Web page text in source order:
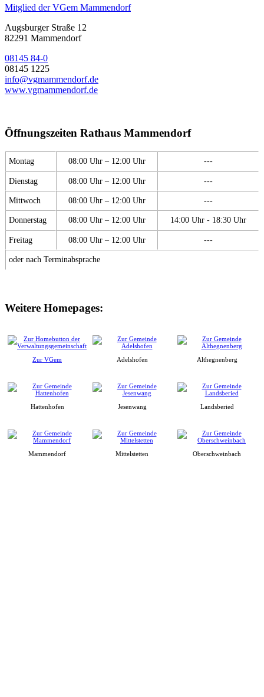
Mitglied der VGem Mammendorf
Augsburger Straße 12
82291 Mammendorf
08145 84-0
08145 1225
info@vgmammendorf.de
www.vgmammendorf.de
Öffnungszeiten Rathaus Mammendorf
Montag 08:00 Uhr – 12:00 Uhr ---
Dienstag 08:00 Uhr – 12:00 Uhr ---
Mittwoch 08:00 Uhr – 12:00 Uhr ---
Donnerstag 08:00 Uhr – 12:00 Uhr 14:00 Uhr - 18:30 Uhr
Freitag 08:00 Uhr – 12:00 Uhr ---
oder nach Terminabsprache
Weitere Homepages:
Zur VGem Adelshofen Althegnenberg
Hattenhofen Jesenwang Landsberied
Mammendorf Mittelstetten Oberschweinbach